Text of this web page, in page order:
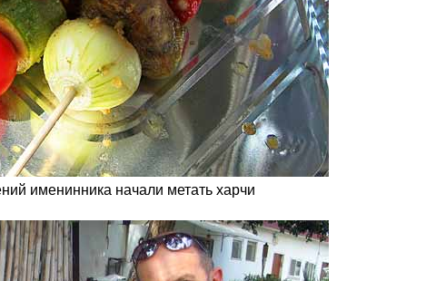
именинника начали метать харчи